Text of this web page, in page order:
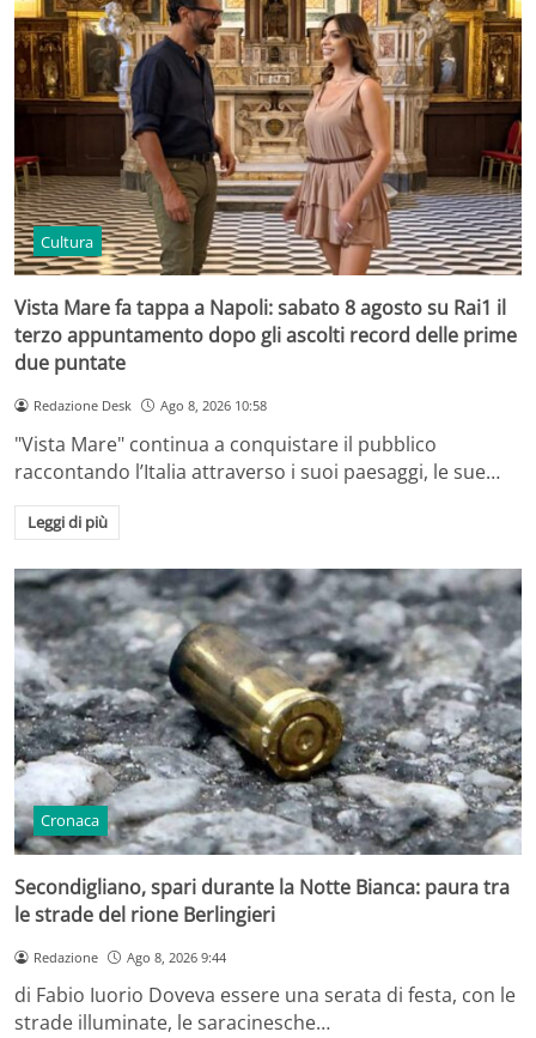
Cultura
Vista Mare fa tappa a Napoli: sabato 8 agosto su Rai1 il
terzo appuntamento dopo gli ascolti record delle prime
due puntate
Redazione Desk Ago 8, 2026 10:58
"Vista Mare" continua a conquistare il pubblico
raccontando l’Italia attraverso i suoi paesaggi, le sue…
Leggi di più
Cronaca
Secondigliano, spari durante la Notte Bianca: paura tra
le strade del rione Berlingieri
Redazione Ago 8, 2026 9:44
di Fabio Iuorio Doveva essere una serata di festa, con le
strade illuminate, le saracinesche…